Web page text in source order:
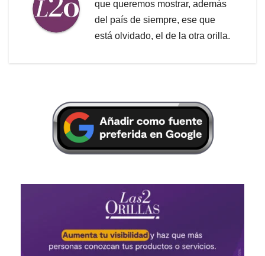
que queremos mostrar, además
del país de siempre, ese que
está olvidado, el de la otra orilla.